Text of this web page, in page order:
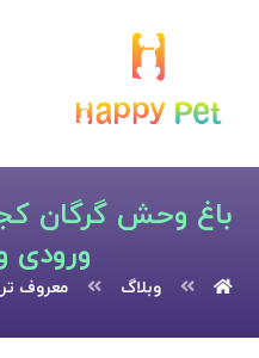
باغ وحش گرگان
ورودی
وبلاگ معروف